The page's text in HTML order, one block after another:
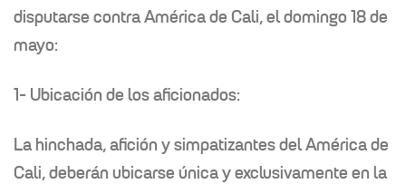
disputarse contra América de Cali, el domingo 18 de
mayo:
1- Ubicación de los aficionados:
La hinchada, afición y simpatizantes del América de
Cali, deberán ubicarse única y exclusivamente en la